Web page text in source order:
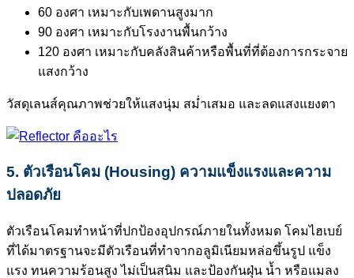
60 องศา เหมาะกับเพดานสูงมาก
90 องศา เหมาะกับโรงงานพื้นกว้าง
120 องศา เหมาะกับคลังสินค้าหรือพื้นที่ที่ต้องการกระจาย
แสงกว้าง
วัสดุเลนส์คุณภาพช่วยให้แสงนุ่ม สม่ำเสมอ และลดแสงแยงตา
5. ตัวเรือนโคม (Housing) ความแข็งแรงและความ
ปลอดภัย
ตัวเรือนโคมทำหน้าที่ปกป้องอุปกรณ์ภายในทั้งหมด โคมไฮเบย์
ที่ได้มาตรฐานจะมีตัวเรือนที่ทำจากอลูมิเนียมหล่อขึ้นรูป แข็ง
แรง ทนความร้อนสูง ไม่เป็นสนิม และป้องกันฝุ่น น้ำ หรือแมลง